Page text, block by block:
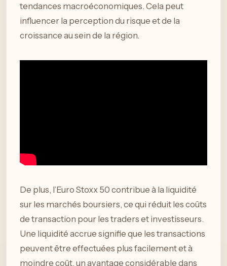
tendances macroéconomiques. Cela peut
influencer la perception du risque et de la
croissance au sein de la région.
De plus, l’Euro Stoxx 50 contribue à la liquidité
sur les marchés boursiers, ce qui réduit les coûts
de transaction pour les traders et investisseurs.
Une liquidité accrue signifie que les transactions
peuvent être effectuées plus facilement et à
moindre coût, un avantage considérable dans